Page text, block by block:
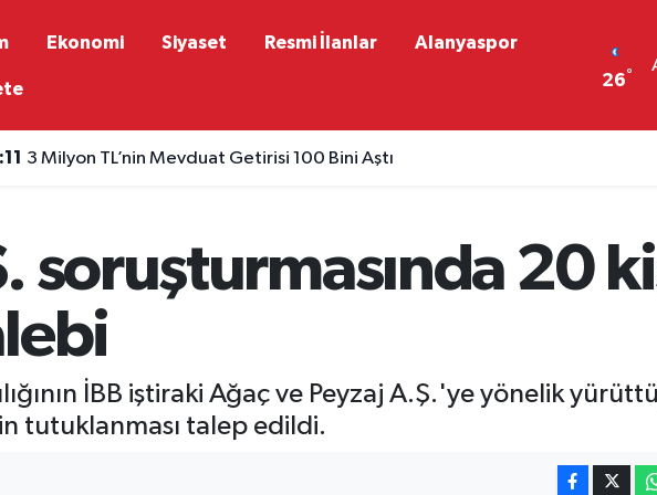
Ekonomi Siyaset Resmi İlanlar Alanyaspor
26°
3 Milyon TL’nin Mevduat Getirisi 100 Bini Aştı
soruşturmasında 20
İBB iştiraki Ağaç ve Peyzaj A.Ş.'ye yönelik
tutuklanması talep edildi.